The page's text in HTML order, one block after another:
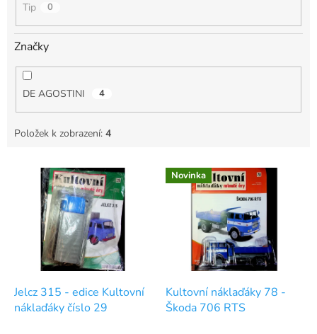
Tip 0
Značky
DE AGOSTINI 4
Položek k zobrazení: 4
dJelcz 315 - edice Kultovní
náklaďáky číslo 29
Novinka
Kultovní náklaďáky 78 -
Škoda 706 RTS